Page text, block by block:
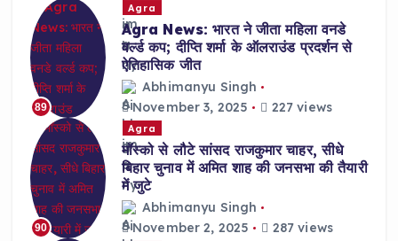
89
Agra
Agra News: भारत ने जीता महिला वनडे
वर्ल्ड कप; दीप्ति शर्मा के ऑलराउंड प्रदर्शन से
ऐतिहासिक जीत
Abhimanyu Singh
November 3, 2025
227 views
90
Agra
मॉस्को से लौटे सांसद राजकुमार चाहर, सीधे
बिहार चुनाव में अमित शाह की जनसभा की तैयारी
में जुटे
Abhimanyu Singh
November 2, 2025
287 views